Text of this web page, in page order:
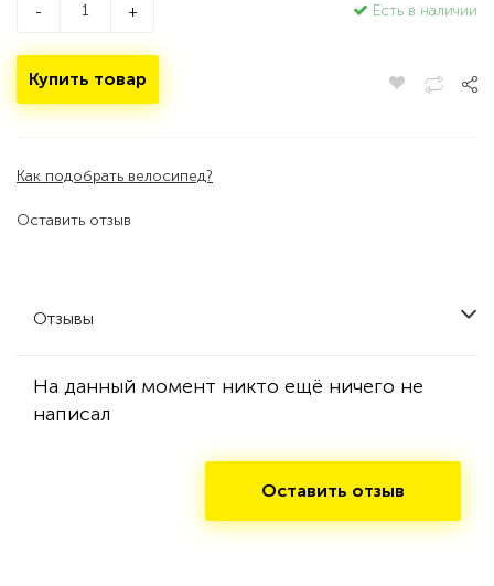
Оставить отзыв
- + Есть в наличии
Купить товар
Как подобрать велосипед?
Отзывы
На данный момент никто ещё ничего не
написал
Оставить отзыв